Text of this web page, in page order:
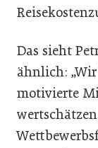
Das sieht
ähnlich:
motivierte